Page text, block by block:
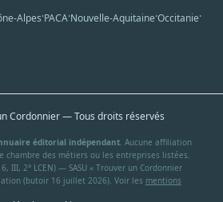
Alpes·PACA·Nouvelle-Aquitaine·Occitanie·
Cordonnier — Tous droits réservés
éditorial indépendant. Aucune affiliation
chambre des métiers ou les entreprises listées.
III, 2° LCEN) — SASU « Trouver un Cordonnier
(butoir 16 juillet 2026). Voir les mentions